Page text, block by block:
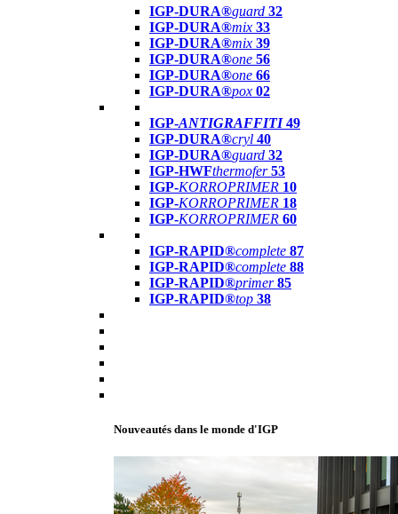
IGP-DURA®guard 32
IGP-DURA®mix 33
IGP-DURA®mix 39
IGP-DURA®one 56
IGP-DURA®one 66
IGP-DURA®pox 02
IGP-ANTIGRAFFITI49
IGP-DURA®cryl 40
IGP-DURA®guard 32
IGP-HWFthermofer 53
IGP-KORROPRIMER 10
IGP-KORROPRIMER 18
IGP-KORROPRIMER 60
IGP-RAPID®complete 87
IGP-RAPID®complete 88
IGP-RAPID®primer 85
IGP-RAPID®top 38
Nouveautés dans le monde d'IGP